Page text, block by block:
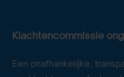
Klachtencommissie
Een onafhankelijke,